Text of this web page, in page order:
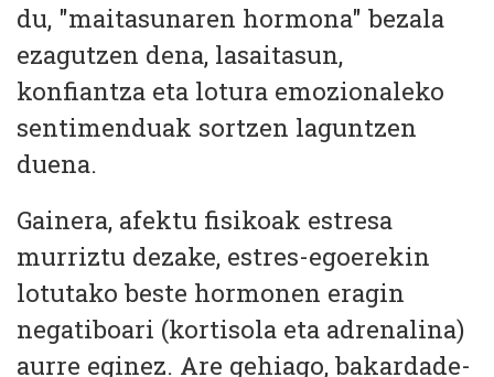
du, "maitasunaren hormona" bezala
ezagutzen dena, lasaitasun,
konfiantza eta lotura emozionaleko
sentimenduak sortzen laguntzen
duena.
Gainera, afektu fisikoak estresa
murriztu dezake, estres-egoerekin
lotutako beste hormonen eragin
negatiboari (kortisola eta adrenalina)
aurre eginez. Are gehiago, bakardade-